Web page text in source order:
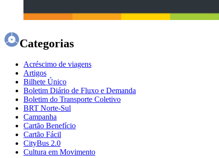
Categorias
Acréscimo de viagens
Artigos
Bilhete Único
Boletim Diário de Fluxo e Demanda
Boletim do Transporte Coletivo
BRT Norte-Sul
Campanha
Cartão Benefício
Cartão Fácil
CityBus 2.0
Cultura em Movimento